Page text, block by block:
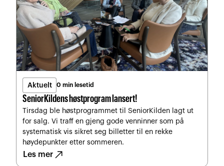
Aktuelt 0 min lesetid
SeniorKildens høstprogram lansert!
Tirsdag ble høstprogrammet til SeniorKilden lagt ut
for salg. Vi traff en gjeng gode venninner som på
systematisk vis sikret seg billetter til en rekke
høydepunkter etter sommeren.
Les mer north_east